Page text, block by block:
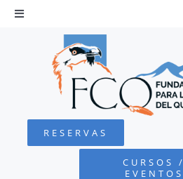
Saltar
Toggle
Navigation
QUEBRANTAHUESOS
FUNDACIÓN
RESERVAS
CURSOS /
EVENTOS